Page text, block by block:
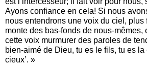
Ayons confiance en cela! Si nous
nous entendrons une voix du ciel, plus
monte des bas-fonds de nous-mêmes,
cette voix murmurer des paroles de
bien-aimé de Dieu, tu es le fils, tu es
cieux’. »